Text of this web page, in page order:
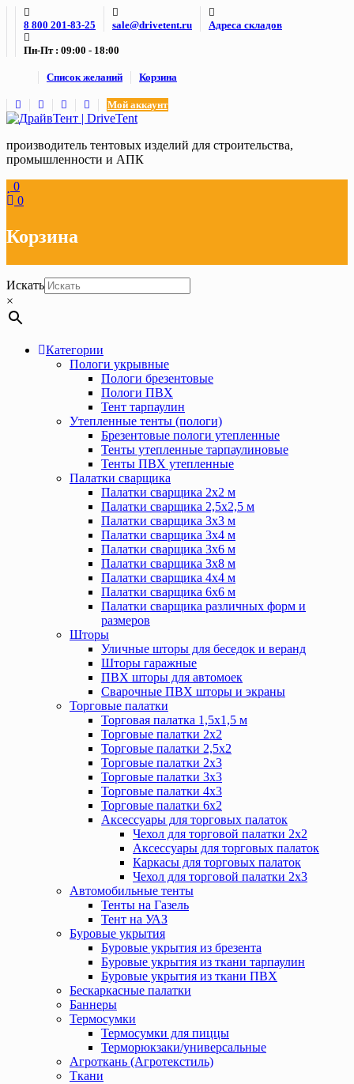
Skip
content
8 800 201-83-25 sale@drivetent.ru Адреса складов
Пн-Пт : 09:00 - 18:00
Список желаний Корзина
Мой аккаунт
производитель тентовых изделий для строительства,
промышленности и АПК
0
0
Корзина
Искать
×
Категории
Пологи укрывные
Пологи брезентовые
Пологи ПВХ
Тент тарпаулин
Утепленные тенты (пологи)
Брезентовые пологи утепленные
Тенты утепленные тарпаулиновые
Тенты ПВХ утепленные
Палатки сварщика
Палатки сварщика 2х2 м
Палатки сварщика 2,5х2,5 м
Палатки сварщика 3х3 м
Палатки сварщика 3х4 м
Палатки сварщика 3х6 м
Палатки сварщика 3х8 м
Палатки сварщика 4х4 м
Палатки сварщика 6х6 м
Палатки сварщика различных форм и
размеров
Шторы
Уличные шторы для беседок и веранд
Шторы гаражные
ПВХ шторы для автомоек
Сварочные ПВХ шторы и экраны
Торговые палатки
Торговая палатка 1,5х1,5 м
Торговые палатки 2х2
Торговые палатки 2,5х2
Торговые палатки 2х3
Торговые палатки 3х3
Торговые палатки 4х3
Торговые палатки 6х2
Аксессуары для торговых палаток
Чехол для торговой палатки 2х2
Аксессуары для торговых палаток
Каркасы для торговых палаток
Чехол для торговой палатки 2х3
Автомобильные тенты
Тенты на Газель
Тент на УАЗ
Буровые укрытия
Буровые укрытия из брезента
Буровые укрытия из ткани тарпаулин
Буровые укрытия из ткани ПВХ
Бескаркасные палатки
Баннеры
Термосумки
Термосумки для пиццы
Терморюкзаки/универсальные
Агроткань (Агротекстиль)
Ткани